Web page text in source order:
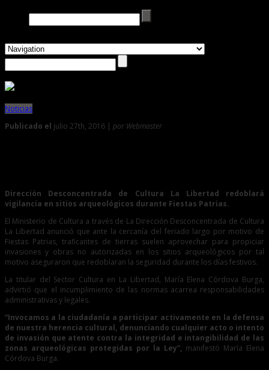
Noticias
Publicado el julio 27th, 2016 | por Webmaster
Dirección Desconcentrada de Cultura La Libertad redoblará
vigilancia en sitios arqueológicos durante Fiestas Patrias.
El Ministerio de Cultura a través de La Dirección Desconcentrada de Cultura
La Libertad anunció que ante la cercanía del feriado largo por motivo de
Fiestas Patrias, traficantes de tierras suelen aprovechar para propiciar
invasiones y obras no autorizadas en los sitios arqueológicos por tal
motivo aseguraron que redoblaran la seguridad durante los días festivos.
La titular del Sector Cultura en La Libertad, María Elena Córdova Burga,
advirtió que el incumplimiento de las normas acarrea responsabilidades
administrativas y legales.
“Invocamos a la ciudadanía a participar activamente en la defensa
de nuestra herencia cultural, denunciando cualquier acto o intento
de invasión que atente contra la integridad e intangibilidad de las
zonas arqueológicas protegidas por la Ley”, manifestó María Elena
Córdova Burga.